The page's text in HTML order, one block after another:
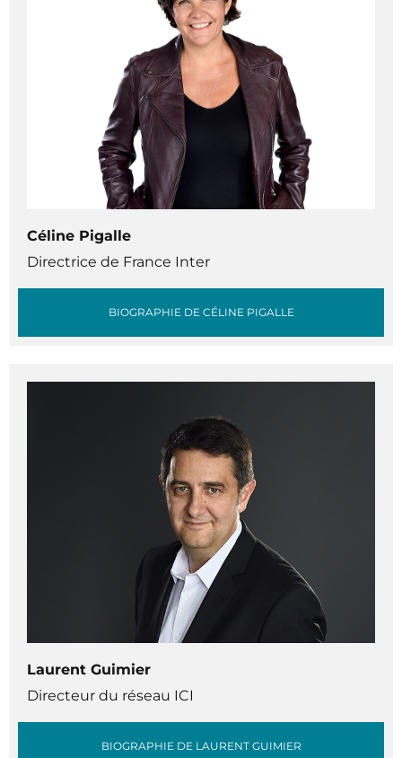
Céline Pigalle
Directrice de France Inter
BIOGRAPHIE DE CÉLINE PIGALLE
Laurent Guimier
Directeur du réseau ICI
BIOGRAPHIE DE LAURENT GUIMIER